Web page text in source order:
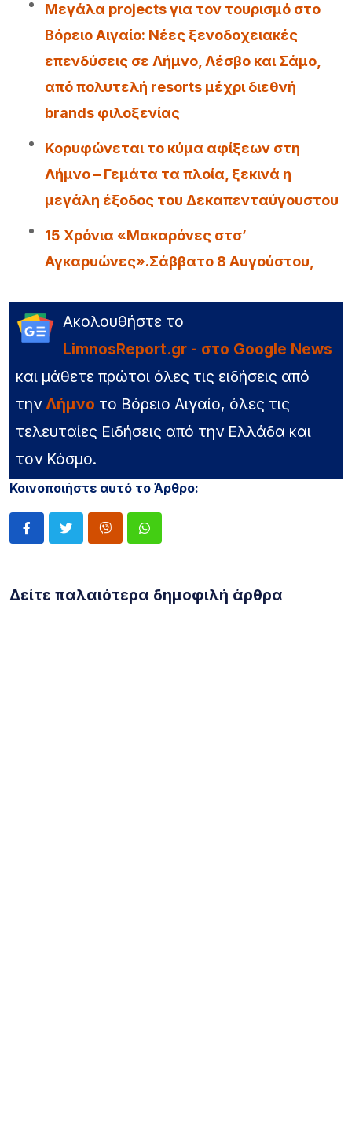
Μεγάλα projects για τον τουρισμό στο
Βόρειο Αιγαίο: Νέες ξενοδοχειακές
επενδύσεις σε Λήμνο, Λέσβο και Σάμο,
από πολυτελή resorts μέχρι διεθνή
brands φιλοξενίας
Κορυφώνεται το κύμα αφίξεων στη
Λήμνο – Γεμάτα τα πλοία, ξεκινά η
μεγάλη έξοδος του Δεκαπενταύγουστου
15 Χρόνια «Μακαρόνες στσ’
Αγκαρυώνες».Σάββατο 8 Αυγούστου,
Ακολουθήστε το
LimnosReport.gr - στο Google News
και μάθετε πρώτοι όλες τις ειδήσεις από
την Λήμνο το Βόρειο Αιγαίο, όλες τις
τελευταίες Ειδήσεις από την Ελλάδα και
τον Κόσμο.
Κοινοποιήστε αυτό το Άρθρο:
Δείτε παλαιότερα δημοφιλή άρθρα